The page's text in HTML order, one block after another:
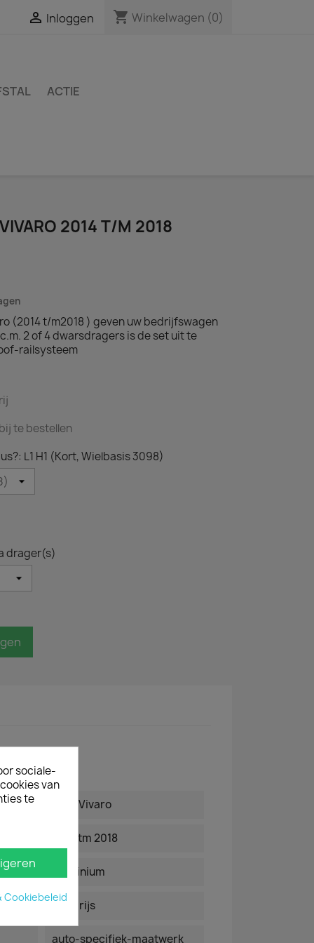
 Inloggen shopping_cart Winkelwagen (0)
ACTIE
2014 T/M 2018
(2014 t/m2018 ) geven uw bedrijfswagen
2 of 4 dwarsdragers is de set uit te
railsysteem
te bestellen
L1 H1 (Kort, Wielbasis 3098)
drager(s)
Opel Vivaro
2014 tm 2018
aluminium
alu-grijs
auto-specifiek-maatwerk
sociale-
van
te
Cookiebeleid